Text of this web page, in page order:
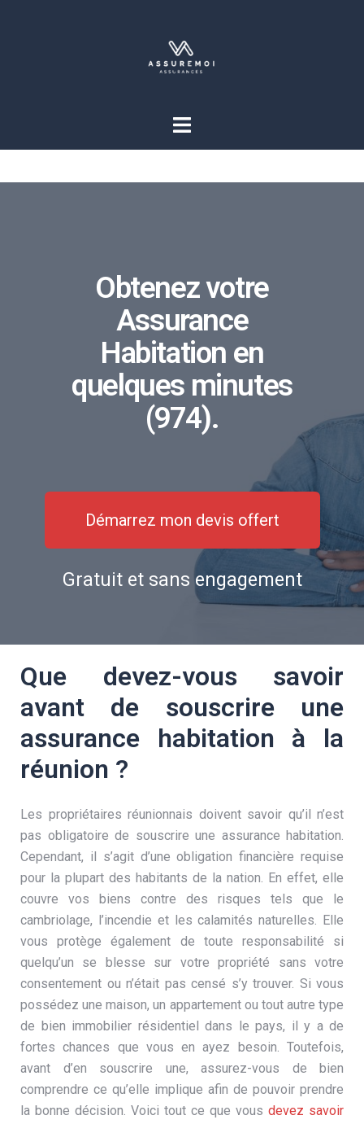
Obtenez votre
Assurance
Habitation en
quelques minutes
(974).
Démarrez mon devis offert
Gratuit et sans engagement
Que devez-vous savoir
avant de souscrire une
assurance habitation à la
réunion ?
Les propriétaires réunionnais doivent savoir qu’il n’est
pas obligatoire de souscrire une assurance habitation.
Cependant, il s’agit d’une obligation financière requise
pour la plupart des habitants de la nation. En effet, elle
couvre vos biens contre des risques tels que le
cambriolage, l’incendie et les calamités naturelles. Elle
vous protège également de toute responsabilité si
quelqu’un se blesse sur votre propriété sans votre
consentement ou n’était pas censé s’y trouver. Si vous
possédez une maison, un appartement ou tout autre type
de bien immobilier résidentiel dans le pays, il y a de
fortes chances que vous en ayez besoin. Toutefois,
avant d’en souscrire une, assurez-vous de bien
comprendre ce qu’elle implique afin de pouvoir prendre
la bonne décision. Voici tout ce que vous devez savoir